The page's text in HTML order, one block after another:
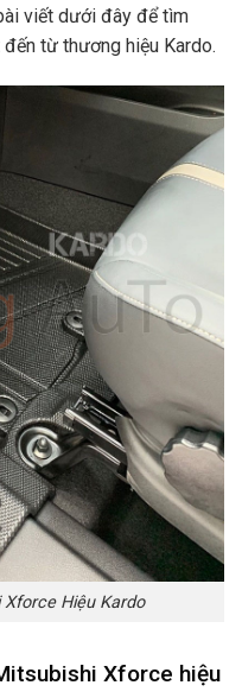
viết dưới đây để tìm
từ thương hiệu Kardo.
Hiệu Kardo
Xforce hiệu